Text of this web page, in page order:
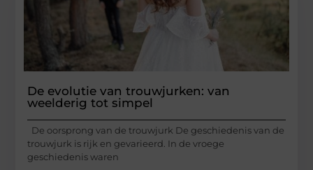
De evolutie van trouwjurken: van
weelderig tot simpel
De oorsprong van de trouwjurk De geschiedenis van de
trouwjurk is rijk en gevarieerd. In de vroege
geschiedenis waren